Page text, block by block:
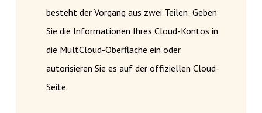
besteht der Vorgang aus zwei Teilen: Geben
Sie die Informationen Ihres Cloud-Kontos in
die MultCloud-Oberfläche ein oder
autorisieren Sie es auf der offiziellen Cloud-
Seite.